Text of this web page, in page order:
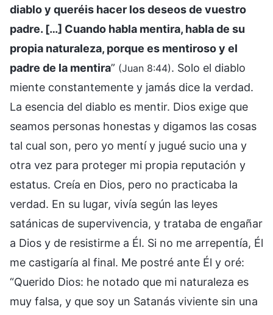
diablo y queréis hacer los deseos de vuestro
padre. […] Cuando habla mentira, habla de su
propia naturaleza, porque es mentiroso y el
padre de la mentira” (Juan 8:44). Solo el diablo
miente constantemente y jamás dice la verdad.
La esencia del diablo es mentir. Dios exige que
seamos personas honestas y digamos las cosas
tal cual son, pero yo mentí y jugué sucio una y
otra vez para proteger mi propia reputación y
estatus. Creía en Dios, pero no practicaba la
verdad. En su lugar, vivía según las leyes
satánicas de supervivencia, y trataba de engañar
a Dios y de resistirme a Él. Si no me arrepentía, Él
me castigaría al final. Me postré ante Él y oré:
“Querido Dios: he notado que mi naturaleza es
muy falsa, y que soy un Satanás viviente sin una